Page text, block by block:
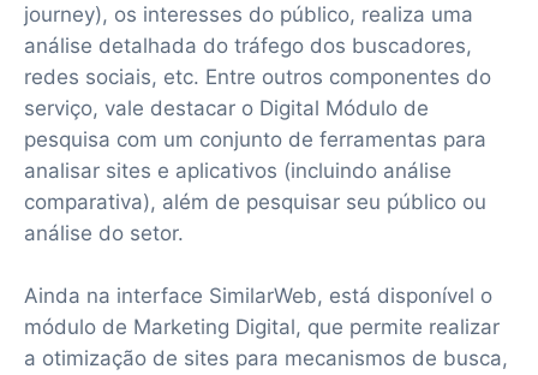
journey), os interesses do público, realiza uma
análise detalhada do tráfego dos buscadores,
redes sociais, etc. Entre outros componentes do
serviço, vale destacar o Digital Módulo de
pesquisa com um conjunto de ferramentas para
analisar sites e aplicativos (incluindo análise
comparativa), além de pesquisar seu público ou
análise do setor.
Ainda na interface SimilarWeb, está disponível o
módulo de Marketing Digital, que permite realizar
a otimização de sites para mecanismos de busca,